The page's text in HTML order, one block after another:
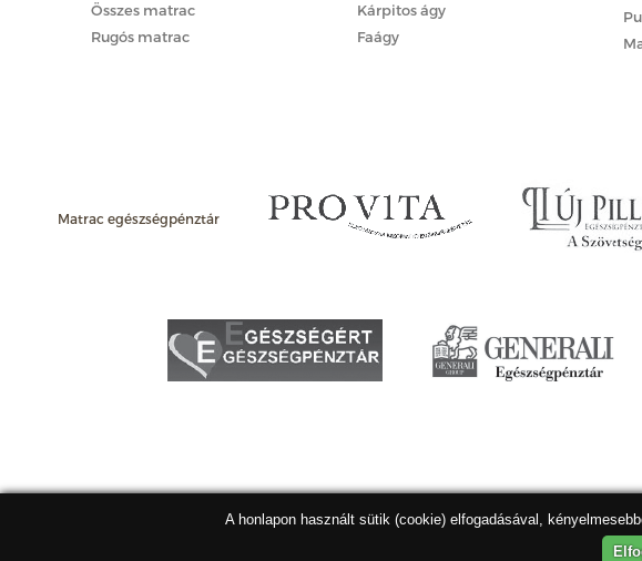
Összes matrac
Rugós matrac
Kárpitos ágy
Faágy
Matrac egészségpénztár
A honlapon használt sütik (cookie) elfogadásával,